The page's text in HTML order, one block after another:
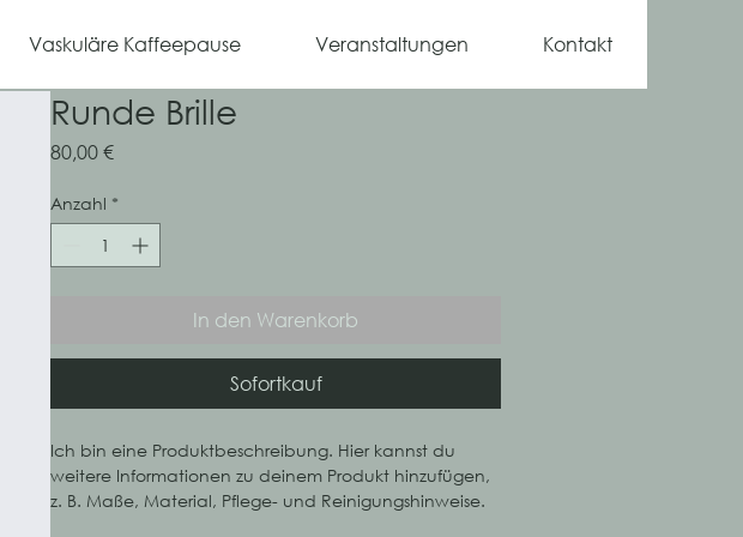
Vaskuläre Kaffeepause Veranstaltungen Kontakt
Runde Brille
80,00 €Preis
Anzahl *
In den Warenkorb
Sofortkauf
Ich bin eine Produktbeschreibung. Hier kannst du
weitere Informationen zu deinem Produkt hinzufügen,
z. B. Maße, Material, Pflege- und Reinigungshinweise.